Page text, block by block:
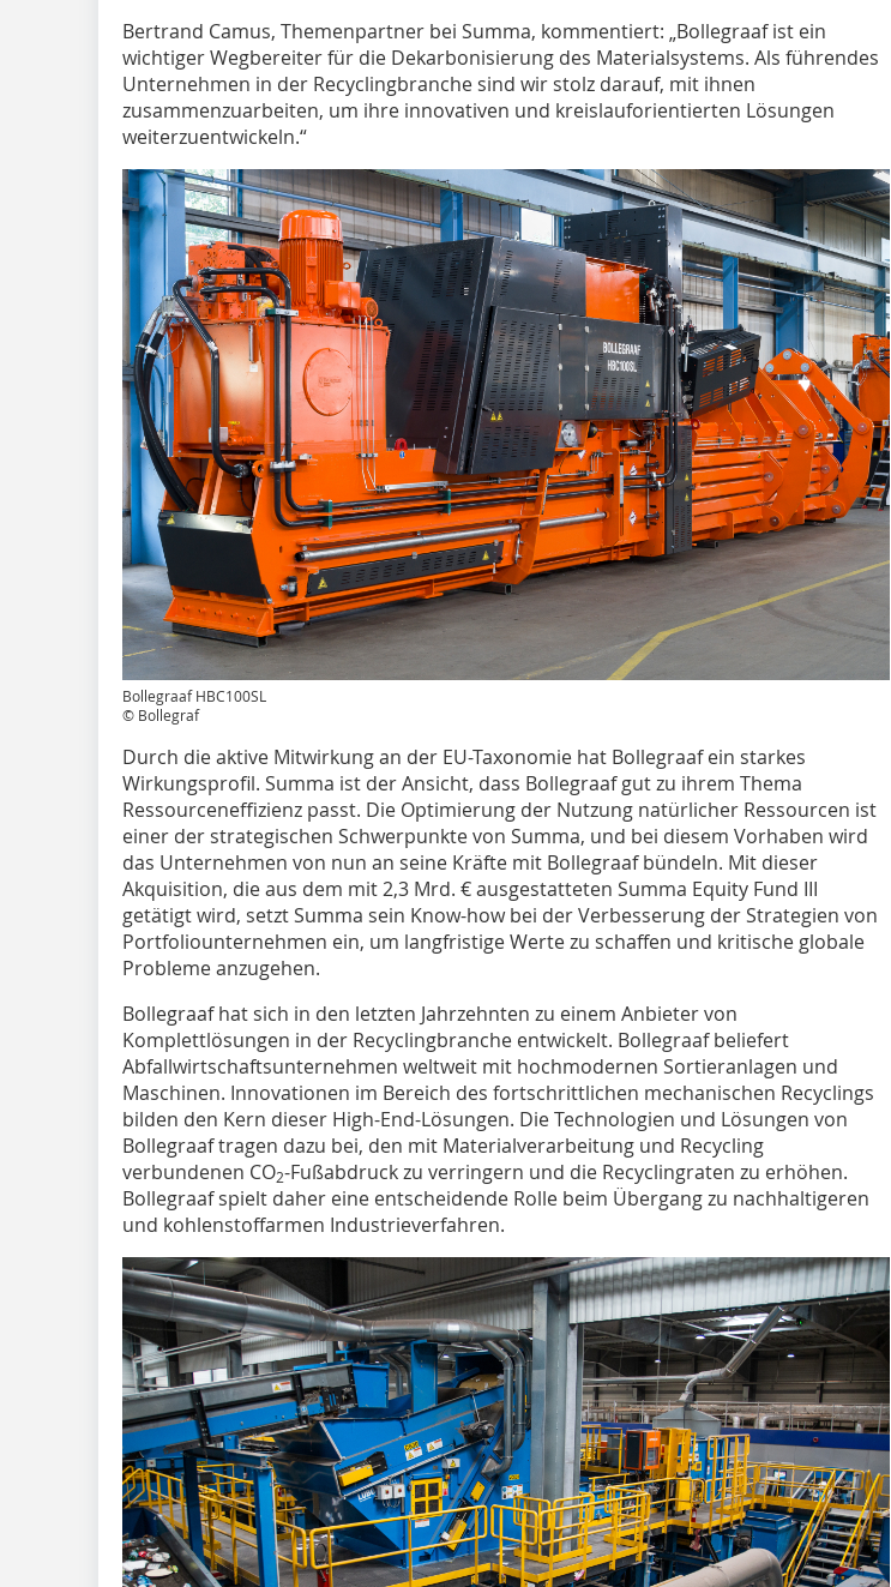
Bertrand Camus, Themenpartner bei Summa, kommentiert: „Bollegraaf ist ein
wichtiger Wegbereiter für die Dekarbonisierung des Materialsystems. Als führendes
Unternehmen in der Recyclingbranche sind wir stolz darauf, mit ihnen
zusammenzuarbeiten, um ihre innovativen und kreislauforientierten Lösungen
weiterzuentwickeln.“
Bollegraaf HBC100SL
© Bollegraf
Durch die aktive Mitwirkung an der EU-Taxonomie hat Bollegraaf ein starkes
Wirkungsprofil. Summa ist der Ansicht, dass Bollegraaf gut zu ihrem Thema
Ressourceneffizienz passt. Die Optimierung der Nutzung natürlicher Ressourcen ist
einer der strategischen Schwerpunkte von Summa, und bei diesem Vorhaben wird
das Unternehmen von nun an seine Kräfte mit Bollegraaf bündeln. Mit dieser
Akquisition, die aus dem mit 2,3 Mrd. € ausgestatteten Summa Equity Fund III
getätigt wird, setzt Summa sein Know-how bei der Verbesserung der Strategien von
Portfoliounternehmen ein, um langfristige Werte zu schaffen und kritische globale
Probleme anzugehen.
Bollegraaf hat sich in den letzten Jahrzehnten zu einem Anbieter von
Komplettlösungen in der Recyclingbranche entwickelt. Bollegraaf beliefert
Abfallwirtschaftsunternehmen weltweit mit hochmodernen Sortieranlagen und
Maschinen. Innovationen im Bereich des fortschrittlichen mechanischen Recyclings
bilden den Kern dieser High-End-Lösungen. Die Technologien und Lösungen von
Bollegraaf tragen dazu bei, den mit Materialverarbeitung und Recycling
verbundenen CO2-Fußabdruck zu verringern und die Recyclingraten zu erhöhen.
Bollegraaf spielt daher eine entscheidende Rolle beim Übergang zu nachhaltigeren
und kohlenstoffarmen Industrieverfahren.